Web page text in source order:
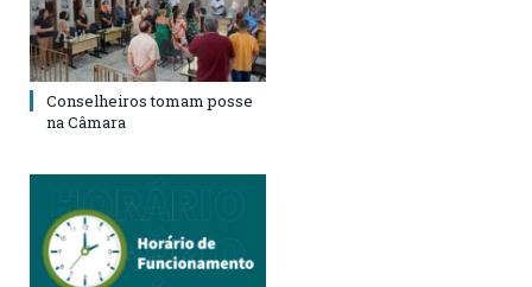
Conselheiros tomam posse
na Câmara